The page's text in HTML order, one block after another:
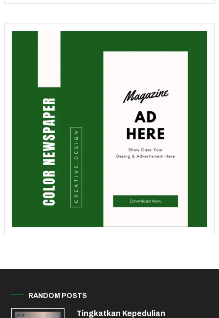
RANDOM POSTS
Tingkatkan Kepedulian